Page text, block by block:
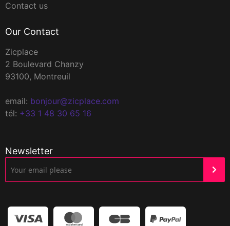
Contact us
Our Contact
Zicplace
2 Boulevard Chanzy
93100, Montreuil
email: bonjour@zicplace.com
tél: +33 1 48 30 65 16
Newsletter